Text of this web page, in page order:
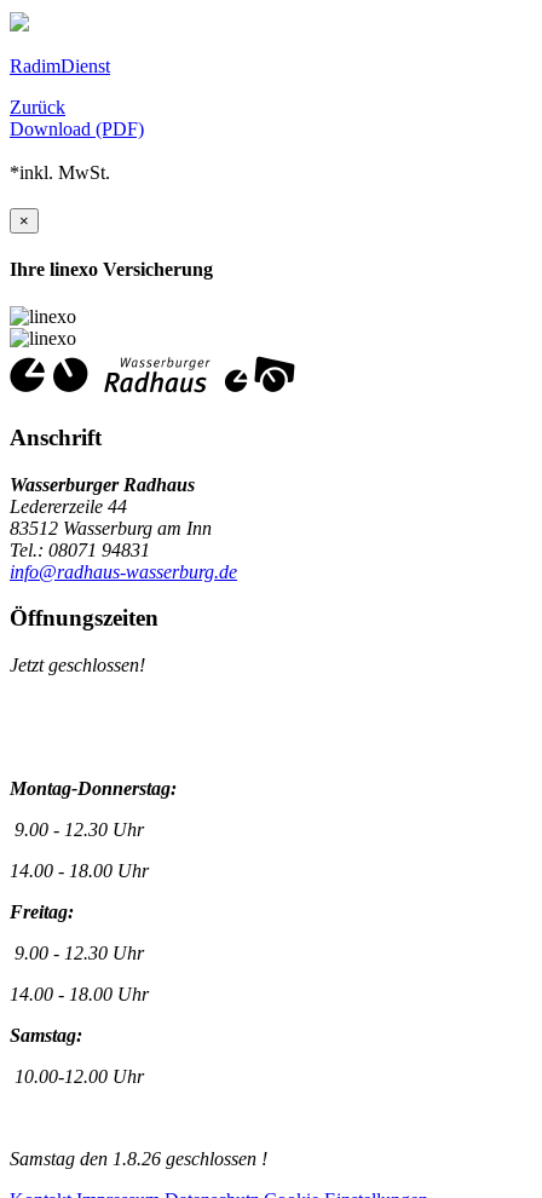
RadimDienst
Zurück
Download (PDF)
*inkl. MwSt.
×
Ihre linexo Versicherung
Anschrift
Wasserburger Radhaus
Ledererzeile 44
83512 Wasserburg am Inn
Tel.: 08071 94831
info@radhaus-wasserburg.de
Öffnungszeiten
Jetzt geschlossen!
Montag-Donnerstag:
9.00 - 12.30 Uhr
14.00 - 18.00 Uhr
Freitag:
9.00 - 12.30 Uhr
14.00 - 18.00 Uhr
Samstag:
10.00-12.00 Uhr
Samstag den 1.8.26 geschlossen !